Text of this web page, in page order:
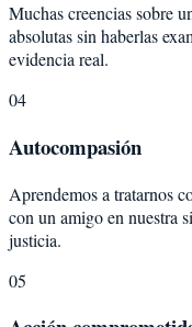
Muchas creencias sobre
absolutas sin haberlas
evidencia real.
04
Autocompasión
Aprendemos a tratarnos
con un amigo en nuestra
justicia.
05